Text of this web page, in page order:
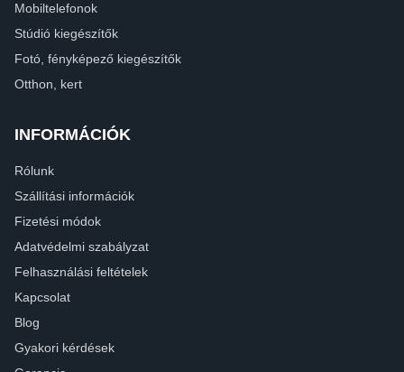
Mobiltelefonok
Stúdió kiegészítők
Fotó, fényképező kiegészítők
Otthon, kert
INFORMÁCIÓK
Rólunk
Szállítási információk
Fizetési módok
Adatvédelmi szabályzat
Felhasználási feltételek
Kapcsolat
Blog
Gyakori kérdések